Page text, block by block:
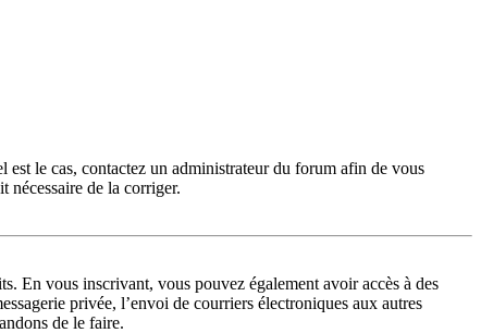
est le cas, contactez un administrateur du forum afin de vous
nécessaire de la corriger.
En vous inscrivant, vous pouvez également avoir accès à des
privée, l’envoi de courriers électroniques aux autres
de le faire.